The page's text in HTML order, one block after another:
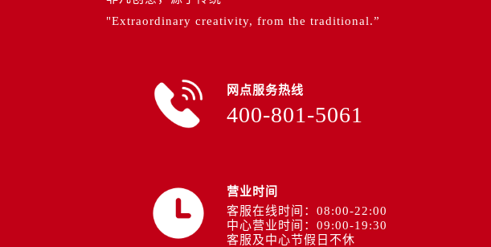
安徽省安庆市迎江区人民路售后服务中心（需提前预约）
安徽省蚌埠市蚌山区淮河路售后服务中心（需提前预约）
安徽省滁州市琅琊区南谯北路售后服务中心（需提前预约）
安徽省阜阳市颍州区颍州北路售后服务中心（需提前预约）
安徽省黄山市屯溪区黄山西路售后服务中心（需提前预约）
安徽省六安市金安区解放中路售后服务中心（需提前预约）
安徽省马鞍山市雨山区湖南西路售后服务中心（需提前预约）
"Extraordinary creativity, from the traditional.”
网点服务热线
400-801-5061
营业时间
客服在线时间：08:00-22:00
中心营业时间：09:00-19:30
客服及中心节假日不休